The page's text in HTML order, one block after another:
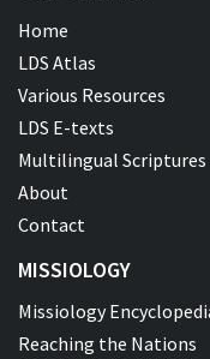
Home
LDS Atlas
Various Resources
LDS E-texts
Multilingual Scriptures
About
Contact
MISSIOLOGY
Missiology
Reaching the Nations